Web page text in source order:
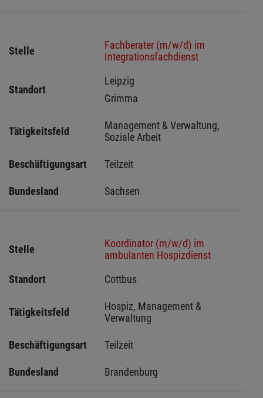
Stelle
Fachberater (m/w/d) im
Integrationsfachdienst
Standort
Leipzig
Grimma
Tätigkeitsfeld
Management & Verwaltung,
Soziale Arbeit
Beschäftigungsart Teilzeit
Bundesland Sachsen
Stelle
Koordinator (m/w/d) im
ambulanten Hospizdienst
Standort
Cottbus
Tätigkeitsfeld
Hospiz, Management &
Verwaltung
Beschäftigungsart Teilzeit
Bundesland Brandenburg